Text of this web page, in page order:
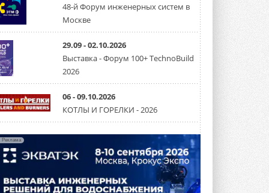
Краска для окон: как выбрать
состав, который не
растрескается после первой
зимы
Частые вопросы о краске для окон ...
30 ИЮЛЯ 2026
СИЭНПИ РУС представила
новую серию консольных
насосов NM
помогает снизить энергопотребление ...
30 ИЮЛЯ 2026
Группа «Теплолюкс» открыла
новую производственную
площадку
Открытие нового завода состоялось
48-й Форум инженерных систем в
Москве
29.09 - 02.10.2026
Выставка - Форум 100+ TechnoBuild
2026
06 - 09.10.2026
КОТЛЫ И ГОРЕЛКИ - 2026
Реклама